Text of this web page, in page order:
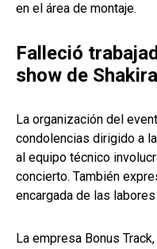
en el área de montaje.
Falleció
show de Shakira
La organización del
condolencias dirigido a
al equipo técnico
concierto. También
encargada de las
La empresa Bonus